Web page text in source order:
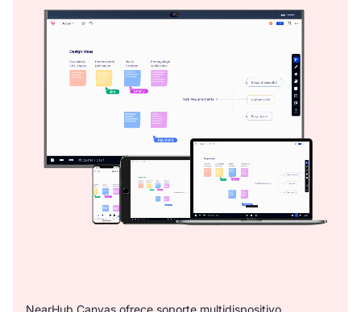
la pizarra inteligente NearHub.
NearHub Canvas ofrece soporte multidispositivo,